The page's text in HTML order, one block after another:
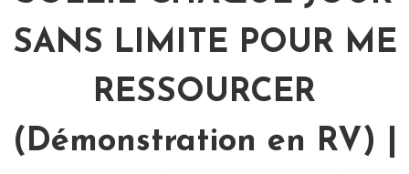
SANS LIMITE POUR ME
RESSOURCER
(Démonstration en RV) |